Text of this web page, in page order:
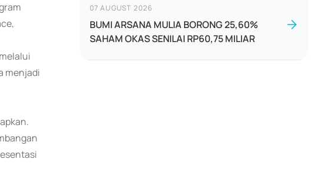
menjadi
07 AUGUST 2026
BUMI ARSANA MULIA BORONG 25,60%
SAHAM OKAS SENILAI RP60,75 MILIAR